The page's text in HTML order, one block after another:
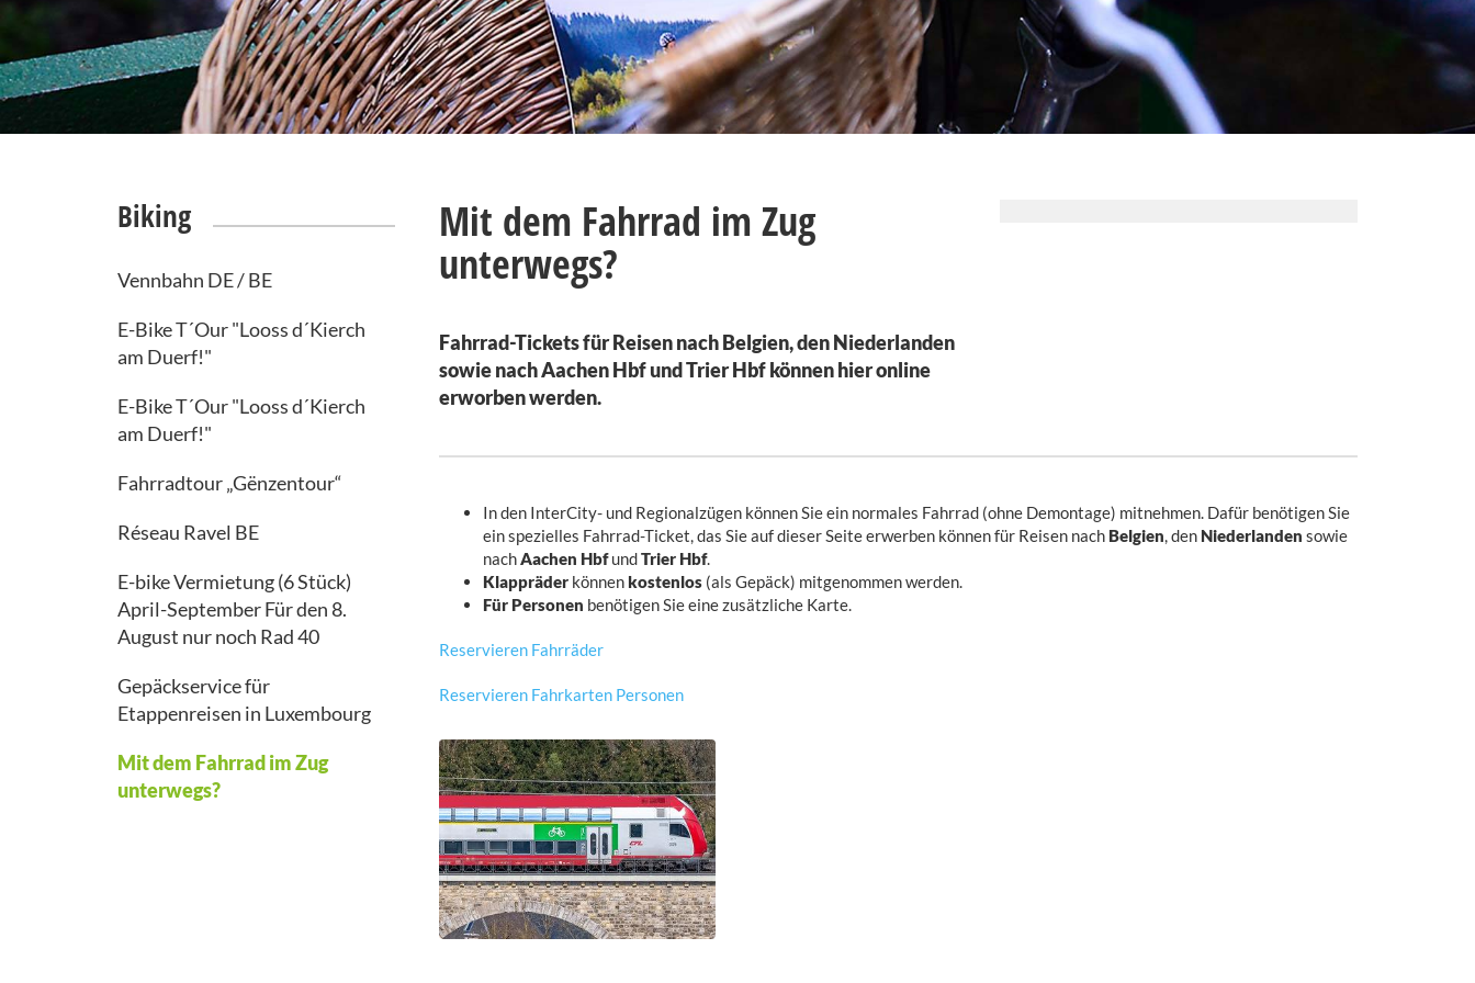
Biking
Vennbahn DE / BE
E-Bike T´Our "Looss d´Kierch
am Duerf!"
E-Bike T´Our "Looss d´Kierch
am Duerf!"
Fahrradtour „Gënzentour“
Réseau Ravel BE
E-bike Vermietung (6 Stück)
April-September Für den 8.
August nur noch Rad 40
Gepäckservice für
Etappenreisen in Luxembourg
Mit dem Fahrrad im Zug
unterwegs?
Mit dem Fahrrad im Zug
unterwegs?
Fahrrad-Tickets für Reisen nach Belgien, den Niederlanden
sowie nach Aachen Hbf und Trier Hbf können hier online
erworben werden.
In den InterCity- und Regionalzügen können Sie ein normales Fahrrad (ohne Demontage) mitnehmen. Dafür benötigen Sie
ein spezielles Fahrrad-Ticket, das Sie auf dieser Seite erwerben können für Reisen nach Belgien, den Niederlanden sowie
nachAachen HbfundTrier Hbf.
Klappräderkönnen kostenlos(als Gepäck) mitgenommen werden.
Für Personen benötigen Sie eine zusätzliche Karte.
Reservieren Fahrräder
Reservieren Fahrkarten Personen